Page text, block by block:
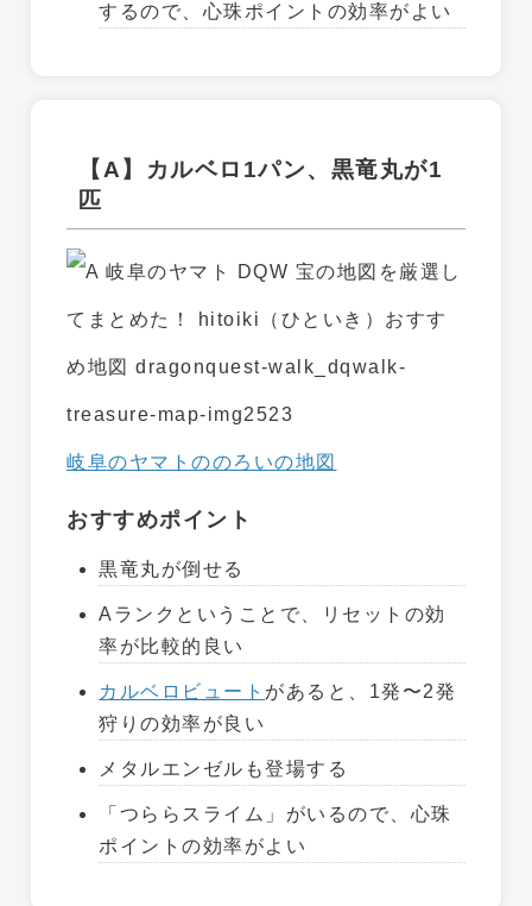
するので、心珠ポイントの効率がよい
【A】カルベロ1パン、黒竜丸が1
匹
岐阜のヤマトののろいの地図
おすすめポイント
黒竜丸が倒せる
Aランクということで、リセットの効
率が比較的良い
カルベロビュート があると、1発〜2発
狩りの効率が良い
メタルエンゼルも登場する
「つららスライム」がいるので、心珠
ポイントの効率がよい